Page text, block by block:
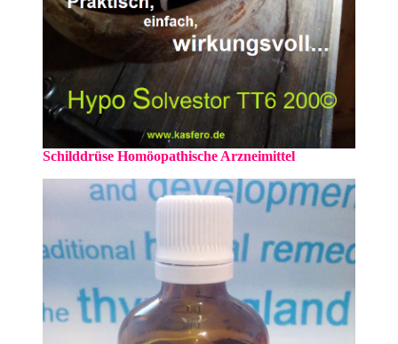
Schilddrüse Homöopathische Arzneimittel